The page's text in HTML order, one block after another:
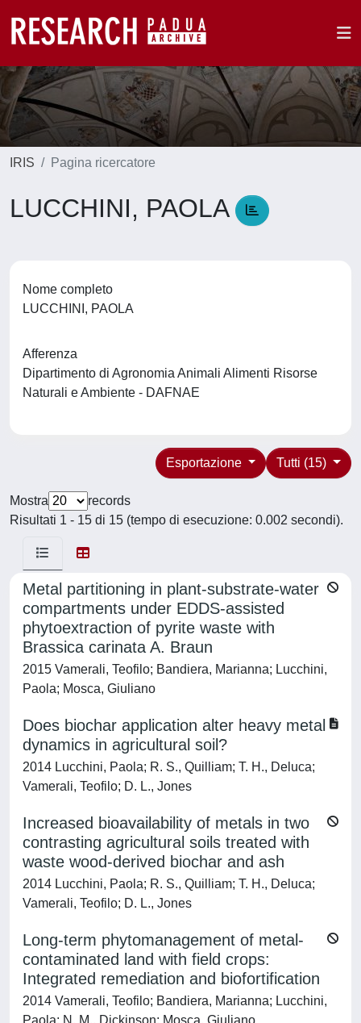
IRIS Pagina ricercatore
LUCCHINI, PAOLA
Nome completo
LUCCHINI, PAOLA
Afferenza
Dipartimento di Agronomia Animali Alimenti Risorse
Naturali e Ambiente - DAFNAE
Tutti (15)
Esportazione
Mostra
records
Risultati 1 - 15 di 15 (tempo di esecuzione: 0.002 secondi).
Metal partitioning in plant-substrate-water
compartments under EDDS-assisted
phytoextraction of pyrite waste with
Brassica carinata A. Braun
2015 Vamerali, Teofilo; Bandiera, Marianna; Lucchini,
Paola; Mosca, Giuliano
Does biochar application alter heavy metal
dynamics in agricultural soil?
2014 Lucchini, Paola; R. S., Quilliam; T. H., Deluca;
Vamerali, Teofilo; D. L., Jones
Increased bioavailability of metals in two
contrasting agricultural soils treated with
waste wood-derived biochar and ash
2014 Lucchini, Paola; R. S., Quilliam; T. H., Deluca;
Vamerali, Teofilo; D. L., Jones
Long-term phytomanagement of metal-
contaminated land with field crops:
Integrated remediation and biofortification
2014 Vamerali, Teofilo; Bandiera, Marianna; Lucchini,
Paola; N. M., Dickinson; Mosca, Giuliano